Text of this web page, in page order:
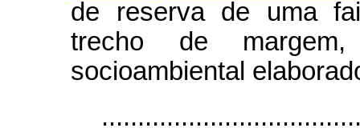
de reserva de uma
trecho de
socioambiental